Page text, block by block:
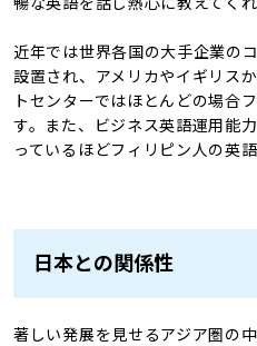
近年では世界各国の大手企業の
設置され、アメリカやイギリス
トセンターではほとんどの場合
す。また、ビジネス英語運用能
っているほどフィリピン人の英
日本との関係性
著しい発展を見せるアジア圏の